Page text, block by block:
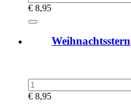
€ 8,95
Weihnachtsstern
€ 8,95